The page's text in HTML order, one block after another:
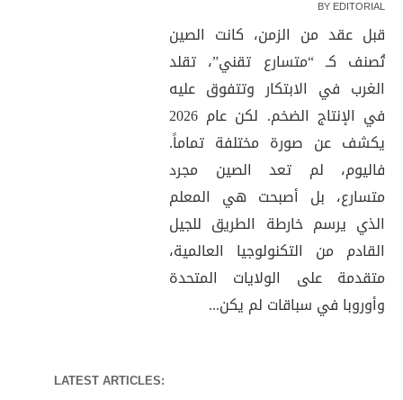
BY EDITORIAL
قبل عقد من الزمن، كانت الصين
تُصنف كـ “متسارع تقني”، تقلد
الغرب في الابتكار وتتفوق عليه
في الإنتاج الضخم. لكن عام 2026
يكشف عن صورة مختلفة تماماً.
فاليوم، لم تعد الصين مجرد
متسارع، بل أصبحت هي المعلم
الذي يرسم خارطة الطريق للجيل
القادم من التكنولوجيا العالمية،
متقدمة على الولايات المتحدة
وأوروبا في سباقات لم يكن...
LATEST ARTICLES: